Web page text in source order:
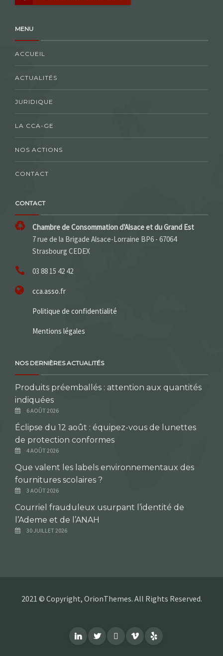
MENU
ACCUEIL
ACTUALITÉS
JURIDIQUE
LA CCA-GE
NOS ACTIONS
CONTACT
CONTACT
Chambre de Consommation d'Alsace et du Grand Est
7 rue de la Brigade Alsace-Lorraine BP6 - 67064
Strasbourg CEDEX
03 88 15 42 42
cca.asso.fr
Politique de confidentialité
Mentions légales
NOS DERNIÈRES ACTUALITÉS
Produits préemballés : attention aux quantités
indiquées
6 AOÛT 2026
Éclipse du 12 août : équipez-vous de lunettes
de protection conformes
4 AOÛT 2026
Que valent les labels environnementaux des
fournitures scolaires ?
3 AOÛT 2026
Courriel frauduleux usurpant l’identité de
l’Ademe et de l’ANAH
30 JUILLET 2026
2021 © Copyright, OrionThemes. All Rights Reserved.